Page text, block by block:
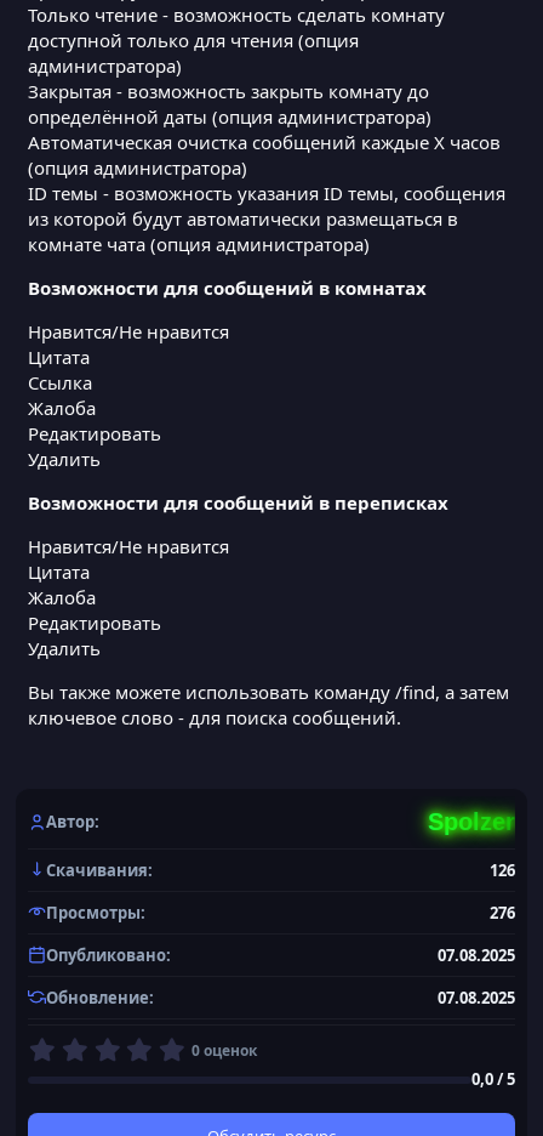
Только чтение - возможность сделать комнату
доступной только для чтения (опция
администратора)
Закрытая - возможность закрыть комнату до
определённой даты (опция администратора)
Автоматическая очистка сообщений каждые X часов
(опция администратора)
ID темы - возможность указания ID темы, сообщения
из которой будут автоматически размещаться в
комнате чата (опция администратора)
Возможности для сообщений в комнатах
Нравится/Не нравится
Цитата
Ссылка
Жалоба
Редактировать
Удалить
Возможности для сообщений в переписках
Нравится/Не нравится
Цитата
Жалоба
Редактировать
Удалить
Вы также можете использовать команду /find, а затем
ключевое слово - для поиска сообщений.
Автор Spolzer
Скачивания
126
Просмотры
276
Опубликовано
07.08.2025
Обновление
07.08.2025
0
0
0 оценок
0,0 / 5